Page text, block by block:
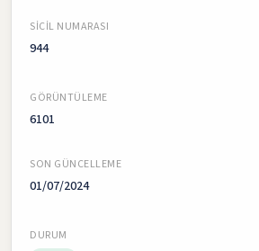
SICIL NUMARASI
944
GÖRÜNTÜLEME
6101
SON GÜNCELLEME
01/07/2024
DURUM